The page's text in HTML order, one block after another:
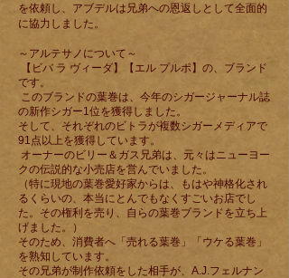
を依頼し、アブデルは兄弟への恩返しとして全面的
に協力しました。
～アルテサノについて～
【ビバ ラ ヴィーダ】【エル プルポ】の、ブランド
です。
このブランドの葉巻は、今年のシガージャーナル誌
の新作シガー1位を獲得しました。
そして、それぞれのビトラが複数シガーメディアで
91点以上を獲得しています。
オーナーのビリー＆ガス兄弟は、元々はニューヨー
クの伝説的な小売店を営んでいました。
（特に現地の葉巻愛好家からは、もはや神格化され
るくらいの、本当にとんでもなくすごいお店でし
た。その権利を売り、自らの葉巻ブランドを立ち上
げました。）
そのため、消費者へ「売れる葉巻」「ウケる葉巻」
を熟知しています。
その兄弟が制作依頼をした相手が、A.J.フェルナン